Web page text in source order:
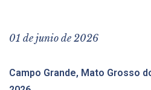
01 de junio de 2026
Campo Grande, Mato Grosso